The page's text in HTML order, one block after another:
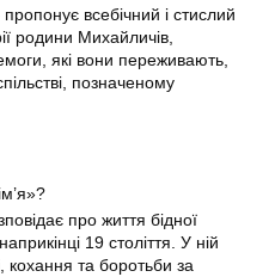
всебічний і стислий
родини Михайличів,
які вони переживають,
позначеному
про життя бідної
19 століття. У ній
кохання та боротьби за